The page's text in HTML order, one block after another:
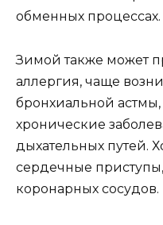
обменных процессах.
Зимой также может
аллергия, чаще
бронхиальной астмы,
хронические
дыхательных путей.
сердечные
коронарных сосудов.